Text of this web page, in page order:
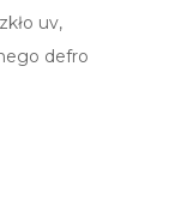
uv,
defro